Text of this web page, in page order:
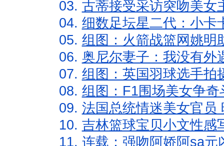
03. 古蒂接受采访突吻美女
04. 细数足坛星二代：小卡
05. 组图：火箭战篮网姚明
06. 奥尼尔妻子：我没有外
07. 组图：英国羽球选手拍
08. 组图：F1围场美女争
09. 法国总统情迷美女官员
10. 吉林篮球宝贝小文性感
11. 连载：强吻阿娇阿sa元